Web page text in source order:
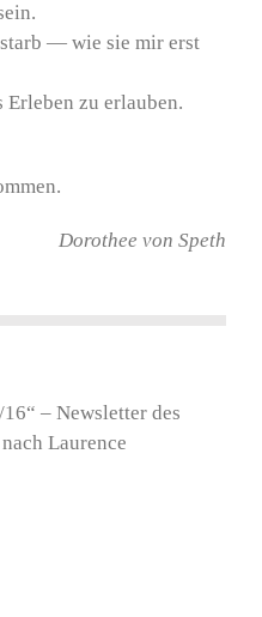
— wie sie mir erst
Erleben zu erlauben.
Dorothee von Speth
– Newsletter des
Laurence